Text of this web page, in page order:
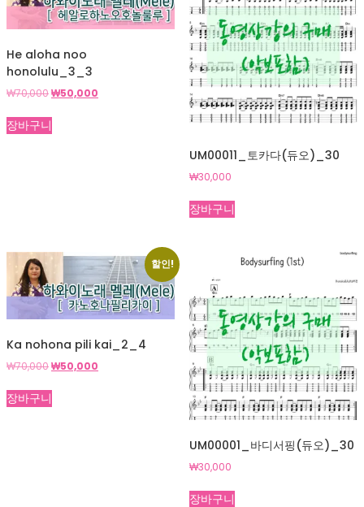
He aloha noo
honolulu_3_3
₩70,000원
가
격:
₩50,000
장바구니
UM00011_토카다(듀오)_30
₩30,000
장바구니
할인!
Ka nohona pili kai_2_4
₩70,000원
가
격:
₩50,000
장바구니
UM00001_바디서핑(듀오)_30
₩30,000
장바구니